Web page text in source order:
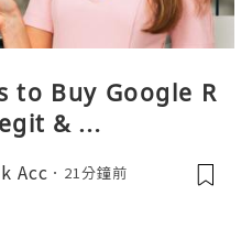
to Buy Google R
& …
Acc 21分鐘前